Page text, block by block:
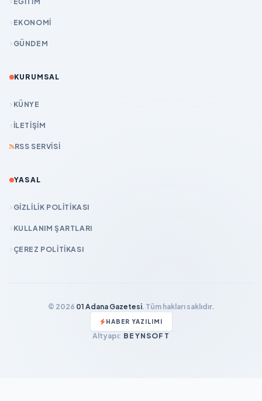
EKONOMİ
GÜNDEM
KURUMSAL
KÜNYE
İLETIŞIM
RSS SERVISI
YASAL
GIZLILIK POLITIKASI
KULLANIM ŞARTLARI
ÇEREZ POLITIKASI
© 2026 01 Adana Gazetesi. Tüm hakları saklıdır.
HABER YAZILIMI
Altyapı: BEYNSOFT